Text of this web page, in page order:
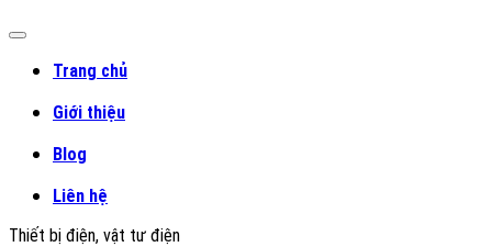
Trang chủ
Giới thiệu
Blog
Liên hệ
Thiết bị điện, vật tư điện